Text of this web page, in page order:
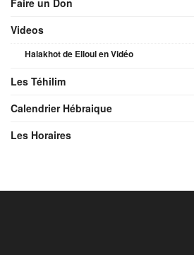
Videos
Halakhot de Elloul en Vidéo
Les Téhilim
Calendrier Hébraique
Les Horaires